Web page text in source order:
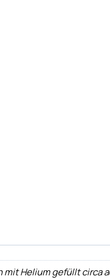
Helium gefüllt circa